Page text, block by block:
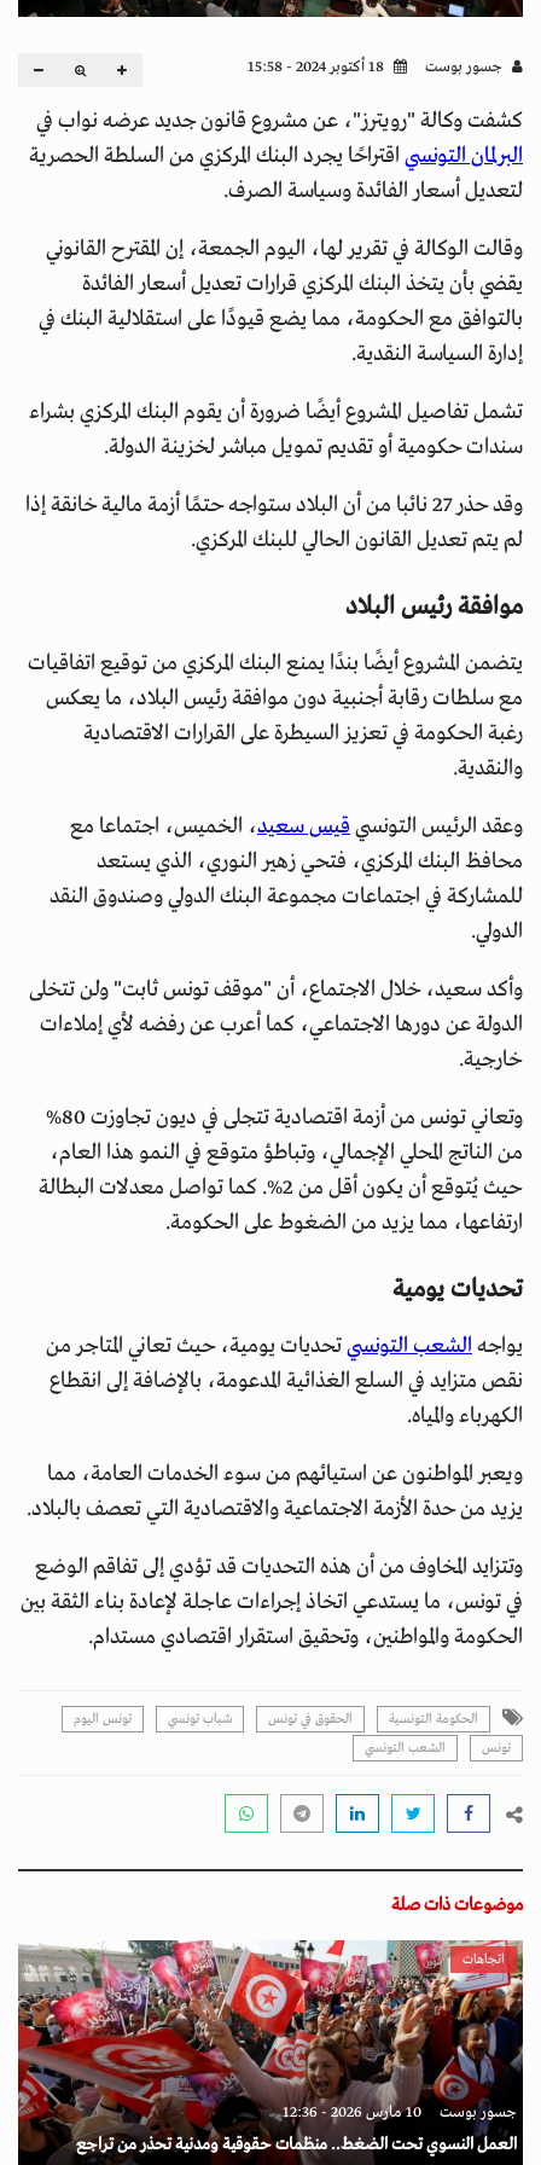
جسور بوست
كشفت وكالة "رويترز"، عن مشروع قانون جديد عرضه نواب في
البرلمان التونسي اقتراحًا يجرد البنك المركزي من السلطة الحصرية
لتعديل أسعار الفائدة وسياسة الصرف.
وقالت الوكالة في تقرير لها، اليوم الجمعة، إن المقترح القانوني
يقضي بأن يتخذ البنك المركزي قرارات تعديل أسعار الفائدة
بالتوافق مع الحكومة، مما يضع قيودًا على استقلالية البنك في
إدارة السياسة النقدية.
تشمل تفاصيل المشروع أيضًا ضرورة أن يقوم البنك المركزي بشراء
سندات حكومية أو تقديم تمويل مباشر لخزينة الدولة.
وقد حذر 27 نائبا من أن البلاد ستواجه حتمًا أزمة مالية خانقة إذا
لم يتم تعديل القانون الحالي للبنك المركزي.
موافقة رئيس البلاد
يتضمن المشروع أيضًا بندًا يمنع البنك المركزي من توقيع اتفاقيات
مع سلطات رقابة أجنبية دون موافقة رئيس البلاد، ما يعكس
رغبة الحكومة في تعزيز السيطرة على القرارات الاقتصادية
والنقدية.
وعقد الرئيس التونسيقيس سعيد، الخميس، اجتماعا مع
محافظ البنك المركزي، فتحي زهير النوري، الذي يستعد
للمشاركة في اجتماعات مجموعة البنك الدولي وصندوق النقد
الدولي.
وأكد سعيد، خلال الاجتماع، أن "موقف تونس ثابت" ولن تتخلى
الدولة عن دورها الاجتماعي، كما أعرب عن رفضه لأي إملاءات
خارجية.
وتعاني تونس من أزمة اقتصادية تتجلى في ديون تجاوزت 80%
من الناتج المحلي الإجمالي، وتباطؤ متوقع في النمو هذا العام،
حيث يُتوقع أن يكون أقل من 2%. كما تواصل معدلات البطالة
ارتفاعها، مما يزيد من الضغوط على الحكومة.
تحديات يومية
يواجهالشعب التونسيتحديات يومية، حيث تعاني المتاجر من
نقص متزايد في السلع الغذائية المدعومة، بالإضافة إلى انقطاع
الكهرباء والمياه.
ويعبر المواطنون عن استيائهم من سوء الخدمات العامة، مما
يزيد من حدة الأزمة الاجتماعية والاقتصادية التي تعصف بالبلاد.
وتتزايد المخاوف من أن هذه التحديات قد تؤدي إلى تفاقم الوضع
في تونس، ما يستدعي اتخاذ إجراءات عاجلة لإعادة بناء الثقة بين
الحكومة والمواطنين، وتحقيق استقرار اقتصادي مستدام.
الحكومة التونسية الحقوق في تونس شباب تونسي
تونس اليوم
تونس
الشعب التونسي
موضوعات ذات صلة
اتجاهات
جسور بوست 10 مارس 2026 - 12:36
العمل النسوي تحت الضغط.. منظمات حقوقية ومدنية تحذر من تراجع